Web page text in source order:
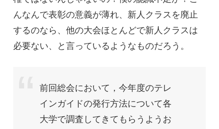
んなんで表彰の意義が薄れ、新人クラスを廃止
するのなら、他の大会ほとんどで新人クラスは
必要ない、と言っているようなものだろう。
前回総会において，今年度のテレ
インガイドの発行方法について各
大学で調査してきてもらうようお